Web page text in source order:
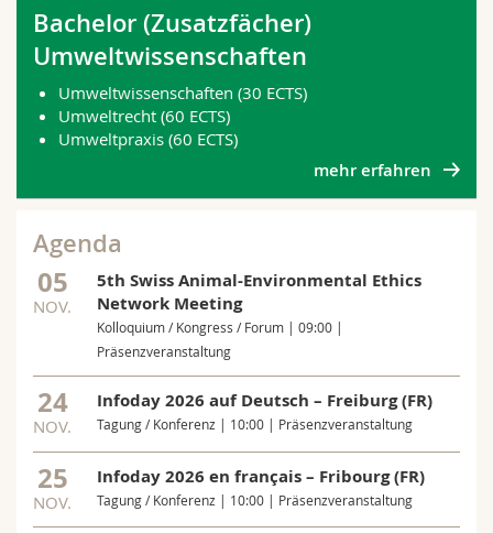
Bachelor (Zusatzfächer)
Umweltwissenschaften
Umweltwissenschaften (30 ECTS)
Umweltrecht (60 ECTS)
Umweltpraxis (60 ECTS)
mehr erfahren
Agenda
05
NOV.
5th Swiss Animal-Environmental Ethics
Network Meeting
Kolloquium / Kongress / Forum | 09:00 |
Präsenzveranstaltung
24
NOV.
Infoday 2026 auf Deutsch – Freiburg (FR)
Tagung / Konferenz | 10:00 | Präsenzveranstaltung
25
NOV.
Infoday 2026 en français – Fribourg (FR)
Tagung / Konferenz | 10:00 | Präsenzveranstaltung